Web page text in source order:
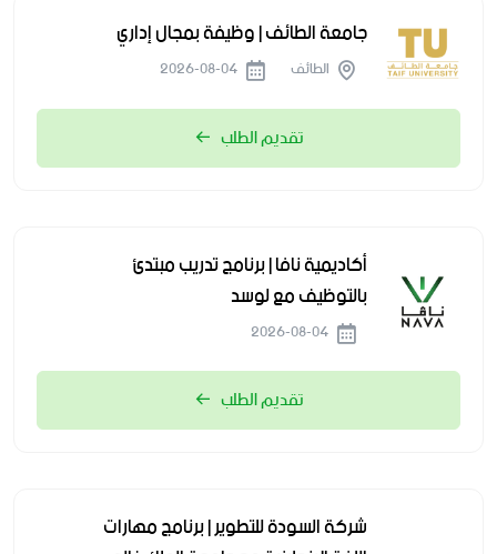
جامعة الطائف | وظيفة بمجال إداري
الطائف
تقديم الطلب
أكاديمية نافا | برنامج تدريب مبتدئ
بالتوظيف مع لوسد
تقديم الطلب
شركة السودة للتطوير | برنامج مهارات